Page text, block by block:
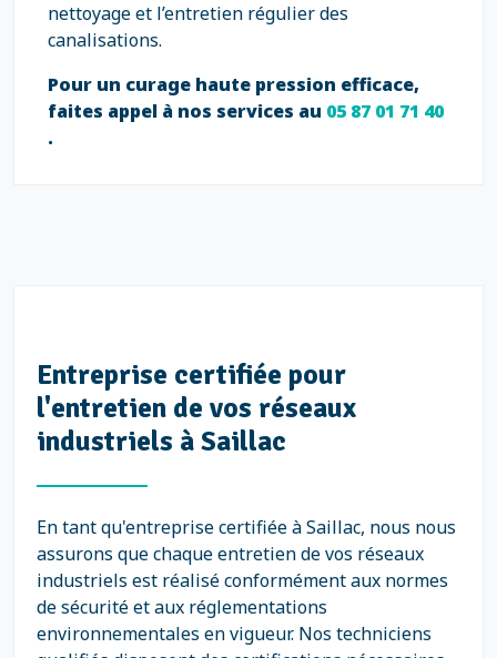
nettoyage et l’entretien régulier des
canalisations.
Pour un curage haute pression efficace,
faites appel à nos services au 05 87 01 71 40
.
Entreprise certifiée pour
l'entretien de vos réseaux
industriels à Saillac
En tant qu'entreprise certifiée à Saillac, nous nous
assurons que chaque entretien de vos réseaux
industriels est réalisé conformément aux normes
de sécurité et aux réglementations
environnementales en vigueur. Nos techniciens